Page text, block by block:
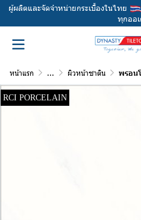
ผู้ผลิตและจัดจำหน่ายกระเบื้องในไทย
ทุกออ
หน้าแรก ... ผิวหน้าซาติน พรอน
RCI PORCELAIN